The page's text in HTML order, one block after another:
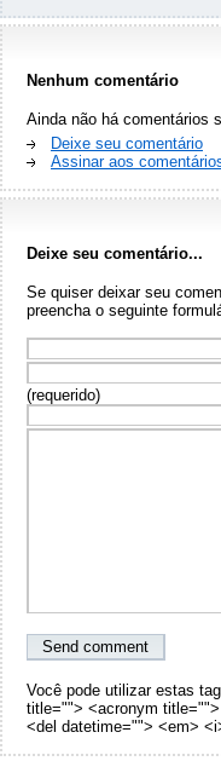
Nenhum comentário
Ainda não há comentários
Deixe seu comentário
Assinar aos
Deixe seu comentário...
Se quiser deixar seu
preencha o seguinte
(requerido)
Você pode utilizar estas
title=""> <acronym
<del datetime=""> <em>